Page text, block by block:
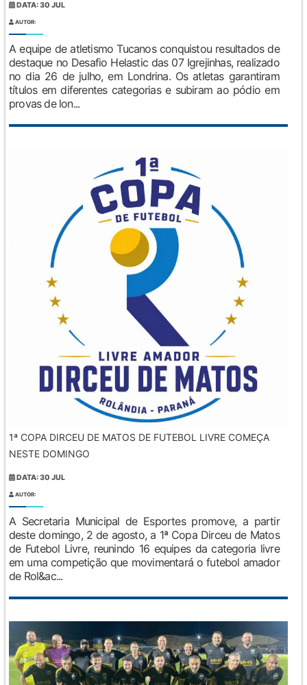
DATA: 30 JUL
AUTOR:
A equipe de atletismo Tucanos conquistou resultados de
destaque no Desafio Helastic das 07 Igrejinhas, realizado
no dia 26 de julho, em Londrina. Os atletas garantiram
títulos em diferentes categorias e subiram ao pódio em
provas de lon...
1ª COPA DIRCEU DE MATOS DE FUTEBOL LIVRE COMEÇA
NESTE DOMINGO
DATA: 30 JUL
AUTOR:
A Secretaria Municipal de Esportes promove, a partir
deste domingo, 2 de agosto, a 1ª Copa Dirceu de Matos
de Futebol Livre, reunindo 16 equipes da categoria livre
em uma competição que movimentará o futebol amador
de Rol&ac...